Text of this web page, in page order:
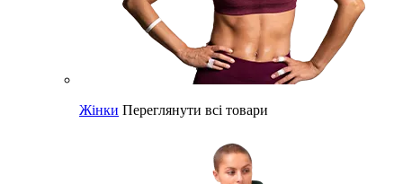
Жінки Переглянути всі товари